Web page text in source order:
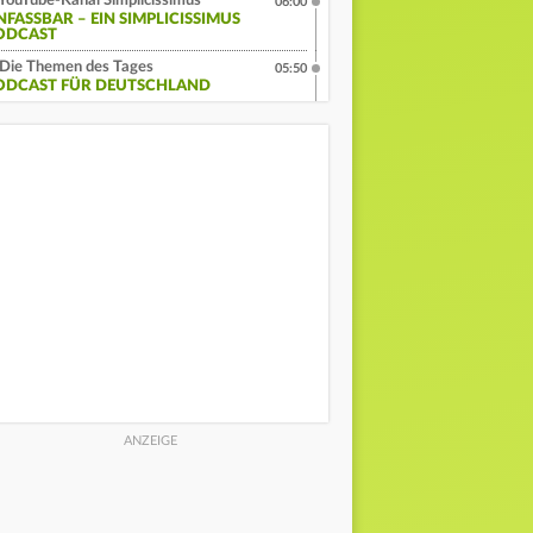
– EIN SIMPLICISSIMUS
Die Themen des Tages
FÜR DEUTSCHLAND
05:50